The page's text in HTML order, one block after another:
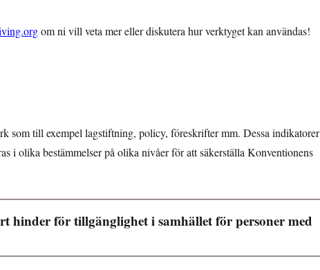
om ni vill veta mer eller diskutera hur verktyget kan användas!
som till exempel lagstiftning, policy, föreskrifter mm. Dessa indikatorer
i olika bestämmelser på olika nivåer för att säkerställa Konventionens
hinder för tillgänglighet i samhället för personer med